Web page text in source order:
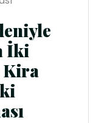
İki
Kira